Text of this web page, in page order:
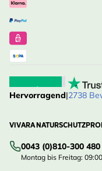
Hervorragend|2738
VIVARA
0043 (0)810-300 480
Montag bis Freitag: